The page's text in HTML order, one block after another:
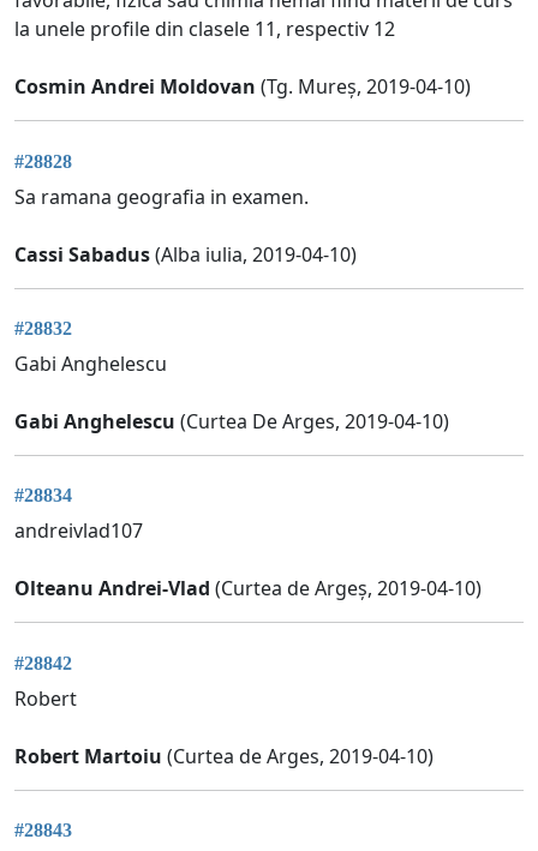
la unele profile din clasele 11, respectiv 12
Cosmin Andrei Moldovan (Tg. Mureș, 2019-04-10)
#28828
Sa ramana geografia in examen.
Cassi Sabadus(Alba iulia, 2019-04-10)
#28832
Gabi Anghelescu
Gabi Anghelescu (Curtea De Arges, 2019-04-10)
#28834
andreivlad107
Olteanu Andrei-Vlad (Curtea de Argeș, 2019-04-10)
#28842
Robert
Robert Martoiu (Curtea de Arges, 2019-04-10)
#28843